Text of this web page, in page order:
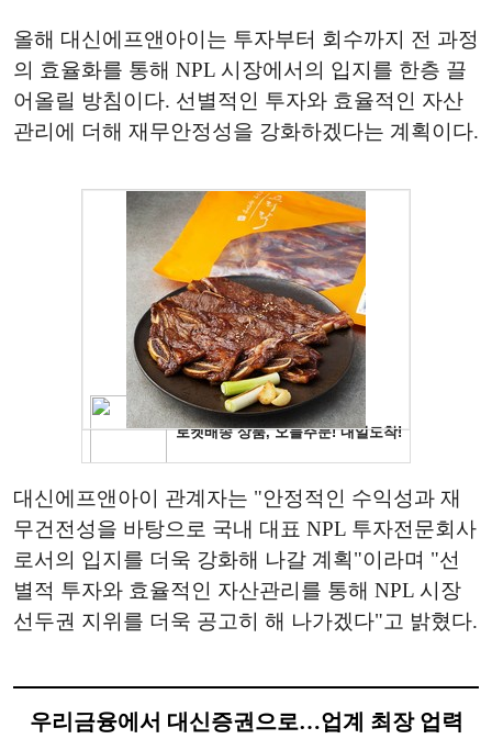
올해 대신에프앤아이는 투자부터 회수까지 전 과정
의 효율화를 통해 NPL 시장에서의 입지를 한층 끌
어올릴 방침이다. 선별적인 투자와 효율적인 자산
관리에 더해 재무안정성을 강화하겠다는 계획이다.
대신에프앤아이 관계자는 "안정적인 수익성과 재
무건전성을 바탕으로 국내 대표 NPL 투자전문회사
로서의 입지를 더욱 강화해 나갈 계획"이라며 "선
별적 투자와 효율적인 자산관리를 통해 NPL 시장
선두권 지위를 더욱 공고히 해 나가겠다"고 밝혔다.
우리금융에서 대신증권으로…업계 최장 업력